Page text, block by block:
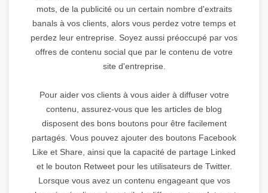
mots, de la publicité ou un certain nombre d'extraits
banals à vos clients, alors vous perdez votre temps et
perdez leur entreprise. Soyez aussi préoccupé par vos
offres de contenu social que par le contenu de votre
site d'entreprise.
Pour aider vos clients à vous aider à diffuser votre
contenu, assurez-vous que les articles de blog
disposent des bons boutons pour être facilement
partagés. Vous pouvez ajouter des boutons Facebook
Like et Share, ainsi que la capacité de partage Linked
et le bouton Retweet pour les utilisateurs de Twitter.
Lorsque vous avez un contenu engageant que vos